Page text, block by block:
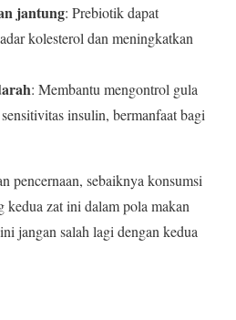
jantung: Prebiotik dapat
kolesterol dan meningkatkan
: Membantu mengontrol gula
insulin, bermanfaat bagi
pencernaan, sebaiknya konsumsi
kedua zat ini dalam pola makan
jangan salah lagi dengan kedua